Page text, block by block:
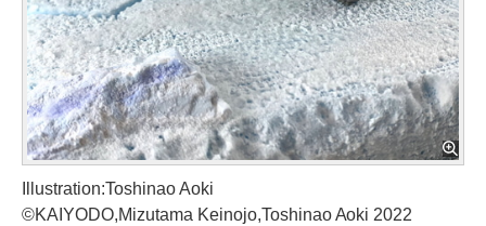
Illustration:Toshinao Aoki
©KAIYODO,Mizutama Keinojo,Toshinao Aoki 2022